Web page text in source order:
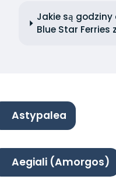
Jakie są
Blue Star Ferries
Astypalea
Aegiali (Amorgos)